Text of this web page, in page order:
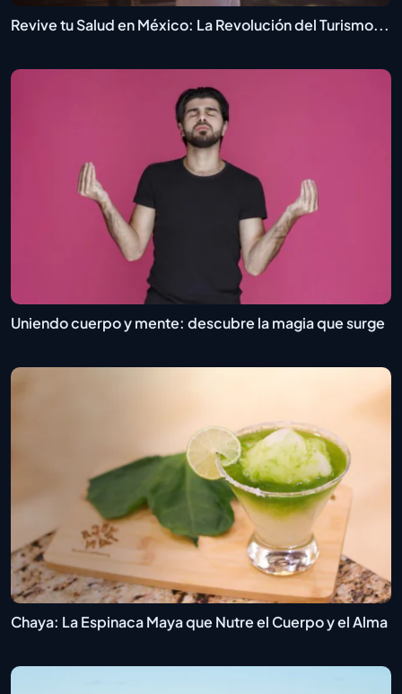
Revive tu Salud en México: La Revolución del Turismo...
Uniendo cuerpo y mente: descubre la magia que surge
Chaya: La Espinaca Maya que Nutre el Cuerpo y el Alma